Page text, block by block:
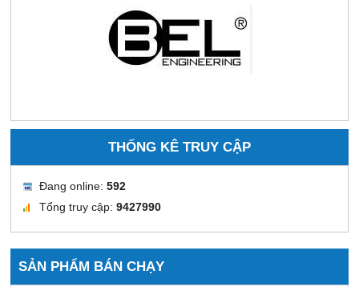
THỐNG KÊ TRUY CẬP
Đang online:592
Tổng truy cập:9427990
SẢN PHẨM BÁN CHẠY